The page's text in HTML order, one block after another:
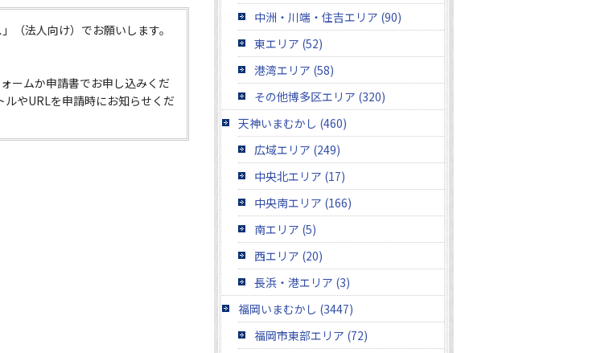
（法人向け）でお願いします。
ームか申請書でお申し込みくだ
やURLを申請時にお知らせくだ
中洲・川端・住吉エリア (90)
東エリア (52)
港湾エリア (58)
その他博多区エリア (320)
天神いまむかし (460)
広域エリア (249)
中央北エリア (17)
中央南エリア (166)
南エリア (5)
西エリア (20)
長浜・港エリア (3)
福岡いまむかし (3447)
福岡市東部エリア (72)